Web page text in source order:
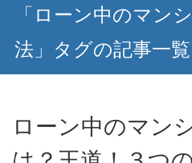
「ローン中のマン
法」タグの記事一覧
ローン中のマン